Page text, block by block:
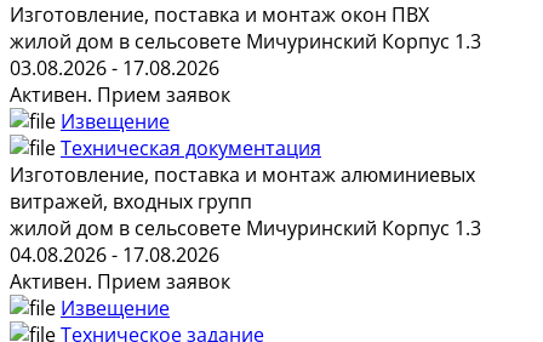
Изготовление, поставка и монтаж окон ПВХ
жилой дом в сельсовете Мичуринский Корпус 1.3
03.08.2026 - 17.08.2026
Активен. Прием заявок
Извещение
Техническая документация
Изготовление, поставка и монтаж алюминиевых
витражей, входных групп
жилой дом в сельсовете Мичуринский Корпус 1.3
04.08.2026 - 17.08.2026
Активен. Прием заявок
Извещение
Техническое задание